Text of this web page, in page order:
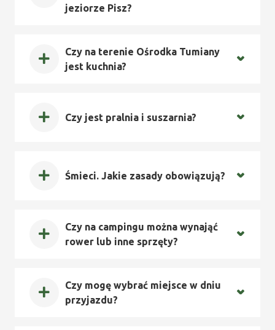
jeziorze Pisz?
Czy na terenie Ośrodka Tumiany
jest kuchnia?
Czy jest pralnia i suszarnia?
Śmieci. Jakie zasady obowiązują?
Czy na campingu można wynająć
rower lub inne sprzęty?
Czy mogę wybrać miejsce w dniu
przyjazdu?